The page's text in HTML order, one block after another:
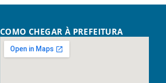
COMO CHEGAR À PREFEITURA